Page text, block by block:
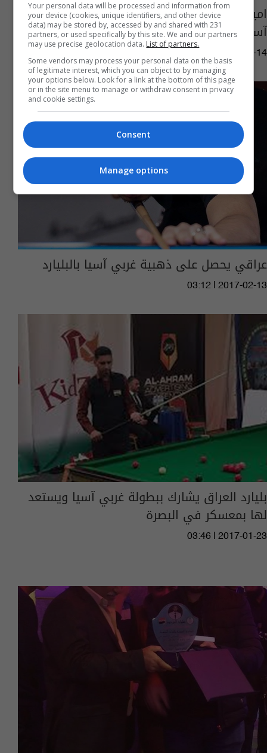
امير علي يضيف وساماً برونزياً في بطولة غربي
آسيا بالبليارد
13:45 | 2017-02-14
عراقي يحصل على ذهبية غربي آسيا بالبليارد
03:12 | 2017-02-13
بليارد العراق يشارك ببطولة غربي آسيا ويستعد
لها بمعسكر في البصرة
03:46 | 2017-01-23
Your personal data will be processed and information from
your device (cookies, unique identifiers, and other device
data) may be stored by, accessed by and shared with 231
partners, or used specifically by this site. We and our partners
may use precise geolocation data. List of partners.
Some vendors may process your personal data on the basis
of legitimate interest, which you can object to by managing
your options below. Look for a link at the bottom of this page
or in the site menu to manage or withdraw consent in privacy
and cookie settings.
Consent
Manage options